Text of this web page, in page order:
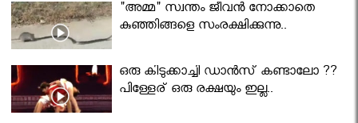
"അമ്മ" സ്വന്തം ജീവൻ നോക്കാതെ
കുഞ്ഞിങ്ങളെ സംരക്ഷിക്കുന്നു..
ഒരു കിടുക്കാച്ചി ഡാൻസ് കണ്ടാലോ ??
പിള്ളേര് ഒരു രക്ഷയും ഇല്ല..